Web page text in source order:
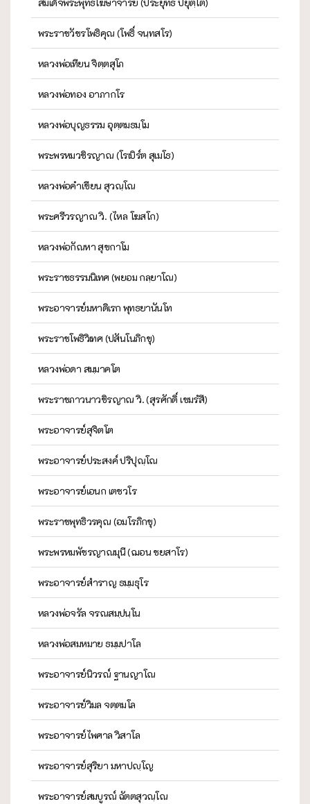
สมเด็จพระพุทธโฆษาจารย์ (ประยุทธ์ ปยุตฺโต)
พระราชวัชรโพธิคุณ (โพธิ์ จนฺทสโร)
หลวงพ่อเทียน จิตฺตสุโภ
หลวงพ่อทอง อาภากโร
หลวงพ่อบุญธรรม อุตฺตมธมฺโม
พระพรหมวชิรญาณ (โรเบิร์ต สุเมโธ)
หลวงพ่อคำเขียน สุวณฺโณ
พระศรีวรญาณ วิ. (ไหล โฆสโก)
หลวงพ่อกัณหา สุขกาโม
พระราชธรรมนิเทศ (พยอม กลฺยาโณ)
พระอาจารย์มหาดิเรก พุทธยานันโท
พระราชโพธิวิเทศ (ปสันโนภิกขุ)
หลวงพ่อดา สมฺมาคโต
พระราชภาวนาวชิรญาณ วิ. (สุรศักดิ์ เขมรํสี)
พระอาจารย์สุจิตโต
พระอาจารย์ประสงค์ ปริปุณฺโณ
พระอาจารย์เอนก เตชวโร
พระราชพุทธิวรคุณ (อมโรภิกขุ)
พระพรหมพัชรญาณมุนี (ฌอน ชยสาโร)
พระอาจารย์สำราญ ธมฺมธุโร
หลวงพ่อจรัล จรณสมฺปนฺโน
หลวงพ่อสมหมาย ธมฺมปาโล
พระอาจารย์นิวรณ์ ฐานญาโณ
พระอาจารย์วิมล จตฺตมโล
พระอาจารย์ไพศาล วิสาโล
พระอาจารย์สุริยา มหาปญฺโญ
พระอาจารย์สมบูรณ์ ฉัตตสุวณฺโณ